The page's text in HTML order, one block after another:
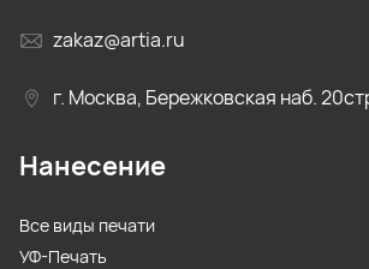
zakaz@artia.ru
г. Москва, Бережковская наб.
Нанесение
Все виды печати
УФ-Печать